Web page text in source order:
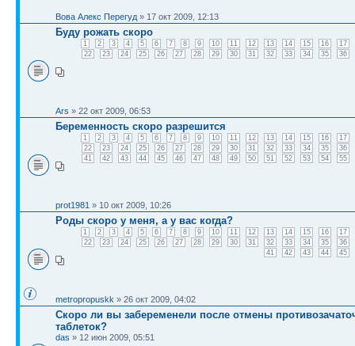
Вова Алекс Перегуд » 17 окт 2009, 12:13
Буду рожать скоро
1 2 3 4 5 6 7 8 9 10 11 12 13 14 15 16
17
22
23 24 25 26 27 28 29 30 31 32 33 34 35 36
Ars » 22 окт 2009, 06:53
Беременность скоро разрешится
1 2 3 4 5 6 7 8 9 10 11 12 13 14 15 16
17
22
23 24 25 26 27 28 29 30 31 32 33 34 35
36
41
42 43 44 45 46 47 48 49 50 51 52 53 54 55
prot1981 » 10 окт 2009, 10:26
Роды скоро у меня, а у вас когда?
1 2 3 4 5 6 7 8 9 10 11 12 13 14 15 16
17
22
23 24 25 26 27 28 29 30 31 32 33 34 35
36
41
42 43 44 45
metropropuskk » 26 окт 2009, 04:02
Скоро ли вы забеременели после отмены
таблеток?
das » 12 июн 2009, 05:51